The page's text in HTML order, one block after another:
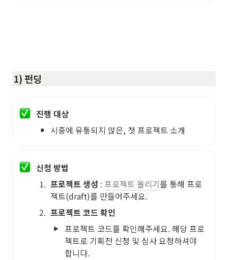
1) 펀딩
진행 대상
• 시중에 유통되지 않은, 첫 프로젝트 소개
신청 방법
1. 프로젝트 생성 : 프로젝트 올리기를 통해 프로
젝트(draft)를 만들어주세요.
2. 프로젝트 코드 확인
프로젝트 코드를 확인해주세요. 해당 프로
젝트로 기획전 신청 및 심사 요청하셔야
합니다.